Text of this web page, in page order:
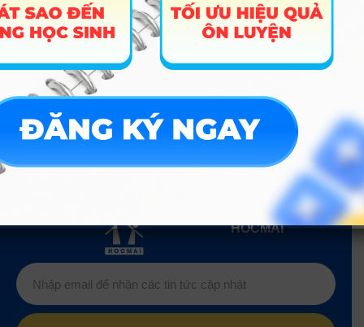
Nội
10
Đại Học
Quốc
Dân
EP11
D09, D10
»
Hướng nghiệp
HOCMAI